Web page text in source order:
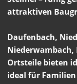
attraktiven
Daufenbach,
Ortsteile bieten
ideal für